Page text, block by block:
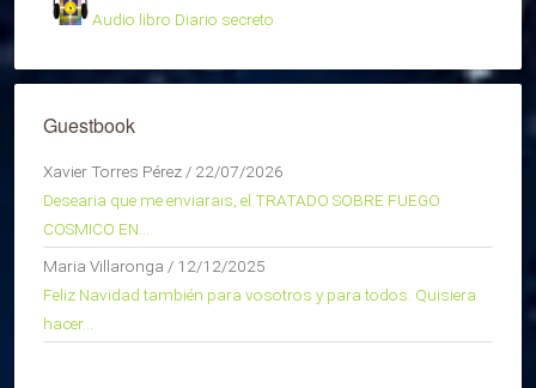
Audio libro Diario secreto
Guestbook
Xavier Torres Pérez / 22/07/2026
Desearia que me enviarais, el TRATADO SOBRE FUEGO
COSMICO EN...
Maria Villaronga / 12/12/2025
Feliz Navidad también para vosotros y para todos. Quisiera
hacer...